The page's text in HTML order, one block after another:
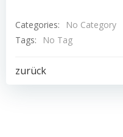
Categories:
No Category
Tags:
No Tag
Post
zurück